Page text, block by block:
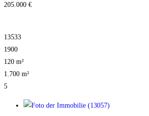
205.000 €
13533
1900
120 m²
1.700 m²
5